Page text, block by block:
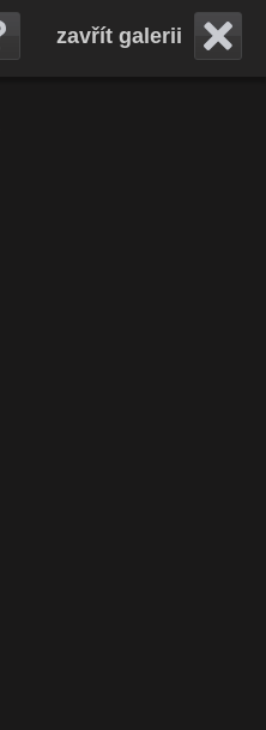
zavřít galerii